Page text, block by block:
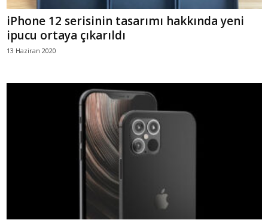
iPhone 12 serisinin tasarımı hakkında yeni
ipucu ortaya çıkarıldı
13 Haziran 2020